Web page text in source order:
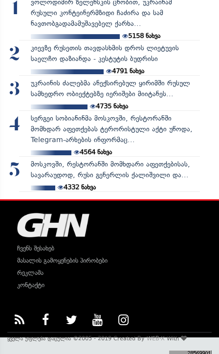
1
ვოლოდიმირ ზელენსკის ცნობით, უკრაინამ
რუსული კონტეინერმზიდი ჩაძირა და სამ
ნავთობგადამამუშავებელ ქარხა...
5158 ნახვა
2
კიევზე რუსეთის თავდასხმის დროს ლიეტუვის
საელჩო დაზიანდა - კესტუტის ბუდრისი
4791ნახვა
3
უკრაინის ძალებმა ანექსირებულ ყირიმში რუსულ
სამხედრო ობიექტებზე იერიშები მიიტანეს...
4735ნახვა
4
სერგეი სობიანინმა მოსკოვში, რესტორანში
მომხდარ აფეთქებას ტერორისტული აქტი უწოდა,
Telegram-არხების ინფორმაც...
4564ნახვა
5
მოსკოვში, რესტორანში მომხდარი აფეთქებისას,
სავარაუდოდ, რუსი გენერლის ქალიშვილი და...
4332ნახვა
ჩვენს შესახებ
მასალის გამოყენების პირობები
რეკლამა
კონტაქტი
ყველა უფლება დაცულია ©2005 - 2019 Created ByWEB-XWith